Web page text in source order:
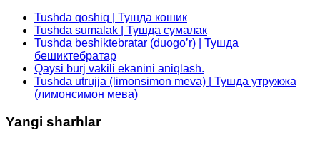
Tushda qoshiq | Тушда кошик
Tushda sumalak | Тушда сумалак
Tushda beshiktebratar (duogo’r) | Тушда
бешиктебратар
Qaysi burj vakili ekanini aniqlash.
Tushda utrujja (limonsimon meva) | Тушда утружжа
(лимонсимон мева)
Yangi sharhlar